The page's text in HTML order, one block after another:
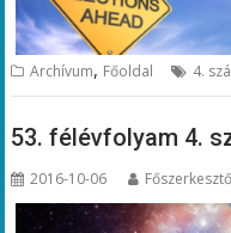
Archívum, Főoldal 4.
53. félévfolyam 4.
2016-10-06 Főszerkesztő